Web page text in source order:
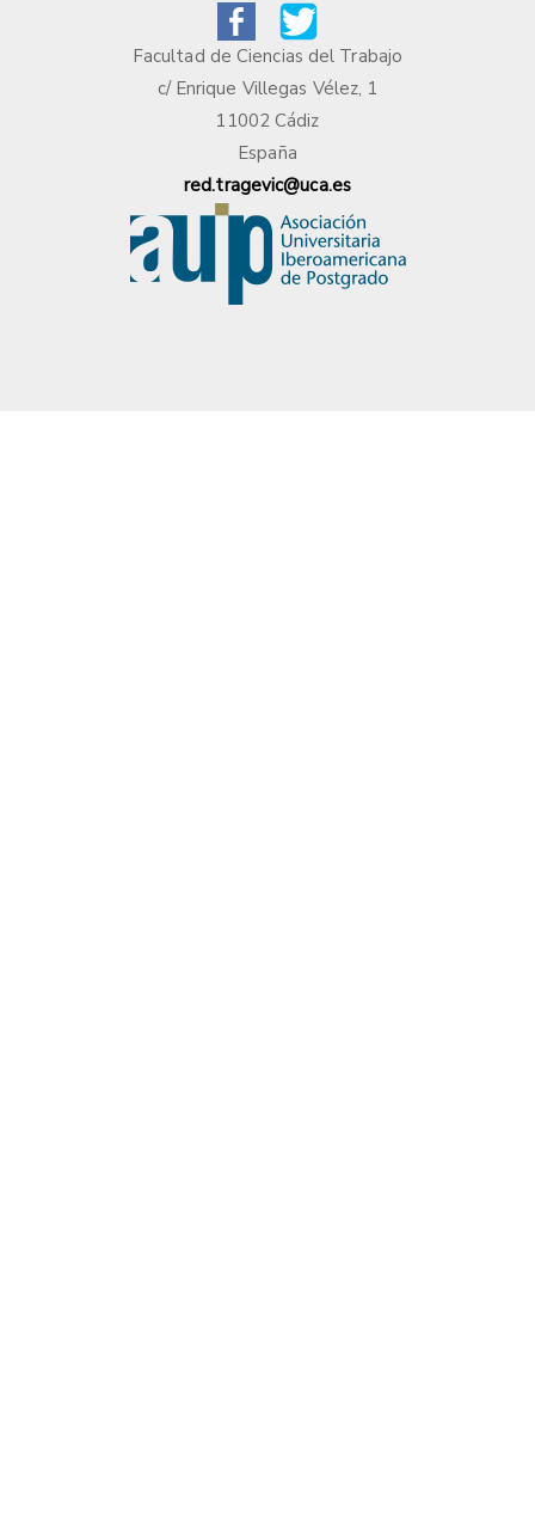
Facultad de Ciencias del Trabajo
c/ Enrique Villegas Vélez, 1
11002 Cádiz
España
red.tragevic@uca.es